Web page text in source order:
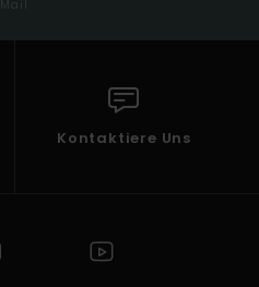
Mail
Kontaktiere Uns